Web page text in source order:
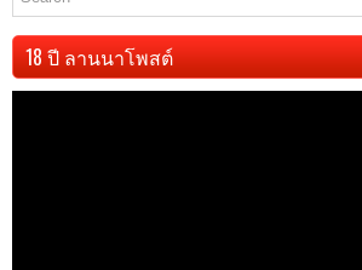
18 ปี ลานนาโพสต์